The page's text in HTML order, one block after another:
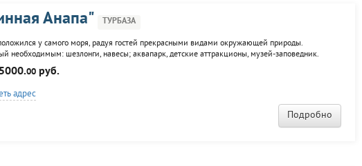
Анапа" ТУРБАЗА
у самого моря, радуя гостей прекрасными видами окружающей природы.
необходимым: шезлонги, навесы; аквапарк, детские аттракционы, музей-заповедник.
класса комфортности. В номерах имеются сплит-системы, цветные телевизоры,
мы - отдыхающие
00руб.
адрес
Подробно